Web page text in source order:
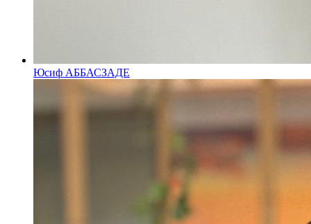
Юсиф АББАСЗАДЕ